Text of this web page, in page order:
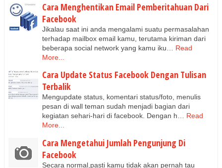
Cara Menghentikan Email Pemberitahuan Dari
Facebook
Jikalau saat ini anda mengalami suatu permasalahan
terhadap mailbox email kamu, terutama kiriman dari
beberapa social network yang kamu iku…
Read
More...
Cara Update Status Facebook Dengan Tulisan
Terbalik
Mengupdate status, komentari status/foto, menulis
pesan di wall teman sudah menjadi bagian dari
kegiatan sehari-hari di facebook. Dengan h…
Read
More...
Cara Mengetahui Jumlah Pengunjung Di
Facebook
Secara normal,pasti kamu tidak akan pernah tau